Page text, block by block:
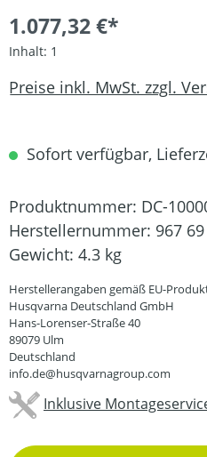
1.077,32 €*
Inhalt: 1
Preise inkl. MwSt. zzgl.
Sofort verfügbar,
Produktnummer: DC-
Herstellernummer: 967
Gewicht: 4.3 kg
Herstellerangaben gemäß EU-
Husqvarna Deutschland GmbH
Hans-Lorenser-Straße 40
89079 Ulm
Deutschland
info.de@husqvarnagroup.com
Inklusive